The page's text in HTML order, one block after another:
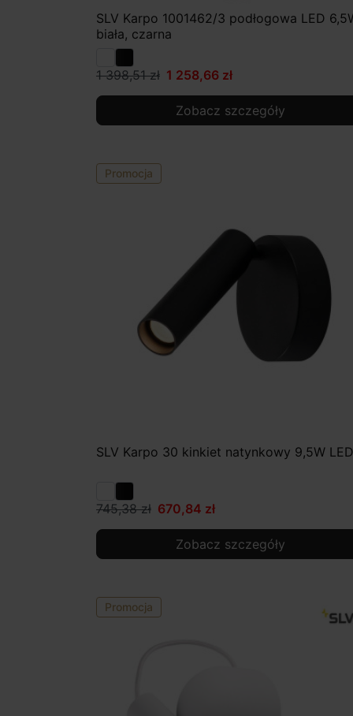
SLV Karpo 1001462/3 podłogowa LED
biała, czarna
1 398,51 zł 1 258,66 zł
Zobacz szczegóły
Promocja
SLV Karpo 30 kinkiet natynkowy 9,5W LED
745,38 zł 670,84 zł
Zobacz szczegóły
Promocja